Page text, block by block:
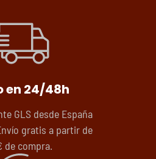
en 24/48h
GLS desde España
gratis a partir de
de compra.